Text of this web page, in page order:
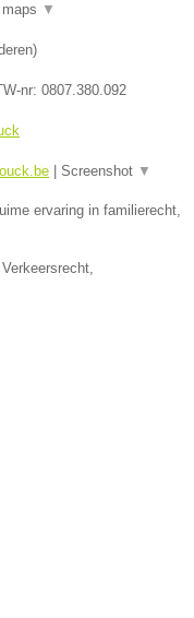
▼
)
nr: 0807.380.092
Screenshot ▼
ervaring in familierecht,